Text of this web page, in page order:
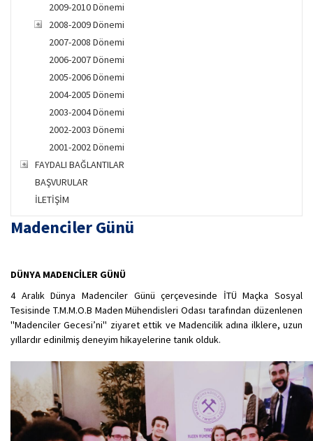
2009-2010 Dönemi
2008-2009 Dönemi
2007-2008 Dönemi
2006-2007 Dönemi
2005-2006 Dönemi
2004-2005 Dönemi
2003-2004 Dönemi
2002-2003 Dönemi
2001-2002 Dönemi
FAYDALI BAĞLANTILAR
BAŞVURULAR
İLETİŞİM
Madenciler Günü
DÜNYA MADENCİLER GÜNÜ
4 Aralık Dünya Madenciler Günü çerçevesinde İTÜ Maçka Sosyal
Tesisinde T.M.M.O.B Maden Mühendisleri Odası tarafından düzenlenen
''Madenciler Gecesi’ni'' ziyaret ettik ve Madencilik adına ilklere, uzun
yıllardır edinilmiş deneyim hikayelerine tanık olduk.